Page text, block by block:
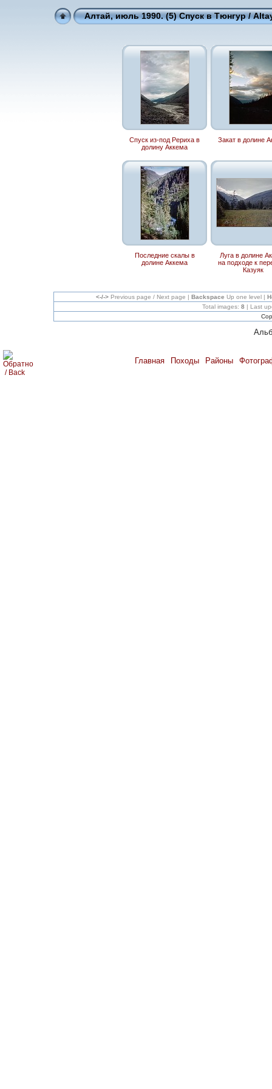
Алтай, июль 1990. (5) Спуск в Тюнгур /
Спуск из-под Рериха в
долину Аккема
Закат в долине
Последние скалы в
долине Аккема
Луга в долине
на подходе к
Казуяк
<-/-> Previous page / Next page | Backspace Up one level |
Total images: 8 | Last
Главная Походы Районы